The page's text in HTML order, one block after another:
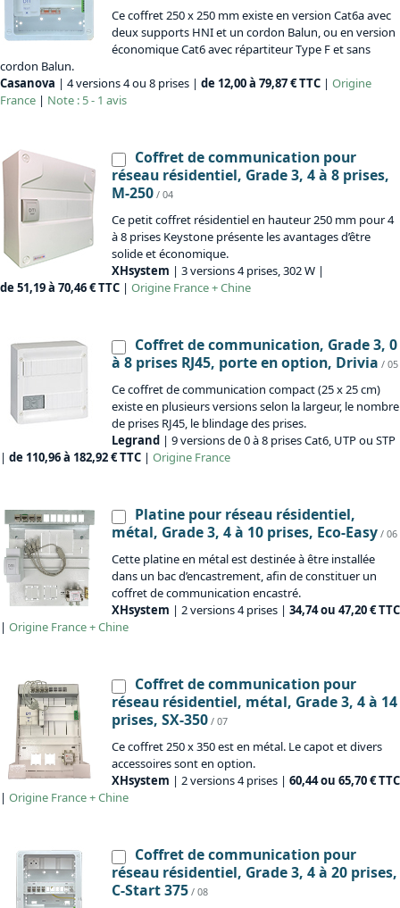
Ce coffret 250 x 250 mm existe en version Cat6a avec
deux supports HNI et un cordon Balun, ou en version
économique Cat6 avec répartiteur Type F et sans
cordon Balun.
Casanova | 4 versions 4 ou 8 prises | de 12,00 à 79,87 € TTC | Origine
France | Note : 5 - 1 avis
Coffret de communication pour
réseau résidentiel, Grade 3, 4 à 8 prises,
M-250 / 04
Ce petit coffret résidentiel en hauteur 250 mm pour 4
à 8 prises Keystone présente les avantages d’être
solide et économique.
XHsystem | 3 versions 4 prises, 302 W |
de 51,19 à 70,46 € TTC | Origine France + Chine
Coffret de communication, Grade 3, 0
à 8 prises RJ45, porte en option, Drivia / 05
Ce coffret de communication compact (25 x 25 cm)
existe en plusieurs versions selon la largeur, le nombre
de prises RJ45, le blindage des prises.
Legrand | 9 versions de 0 à 8 prises Cat6, UTP ou STP
| de 110,96 à 182,92 € TTC | Origine France
Platine pour réseau résidentiel,
métal, Grade 3, 4 à 10 prises, Eco-Easy / 06
Cette platine en métal est destinée à être installée
dans un bac d’encastrement, afin de constituer un
coffret de communication encastré.
XHsystem | 2 versions 4 prises | 34,74 ou 47,20 € TTC
| Origine France + Chine
Coffret de communication pour
réseau résidentiel, métal, Grade 3, 4 à 14
prises, SX-350 / 07
Ce coffret 250 x 350 est en métal. Le capot et divers
accessoires sont en option.
XHsystem | 2 versions 4 prises | 60,44 ou 65,70 € TTC
| Origine France + Chine
Coffret de communication pour
réseau résidentiel, Grade 3, 4 à 20 prises,
C-Start 375 / 08